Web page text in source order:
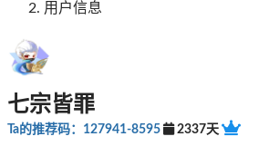
用户信息
七宗皆罪
Ta的推荐码：127941-8595 2337天